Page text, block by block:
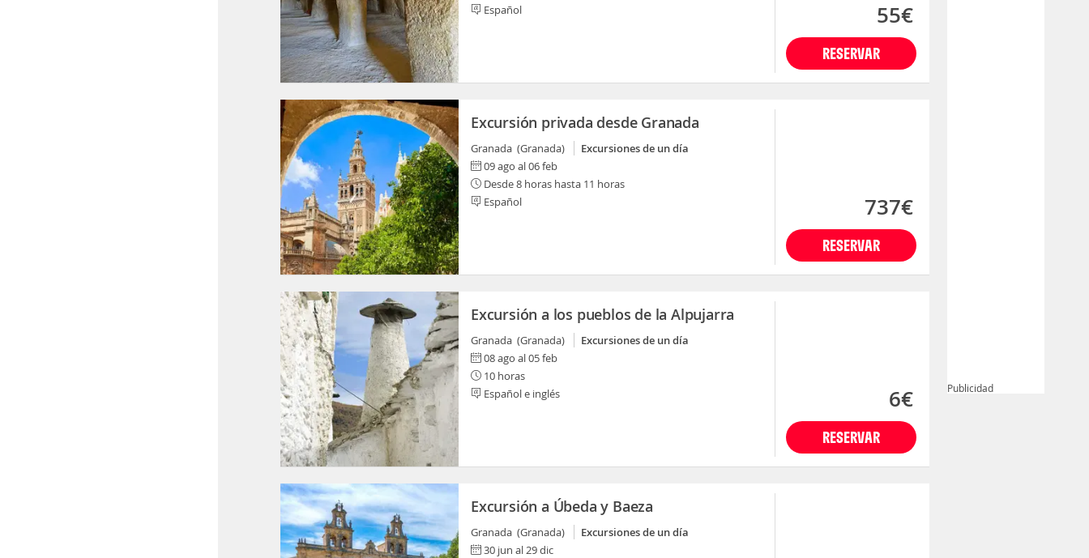
Español
RESERVAR
55€
Excursión privada desde Granada
Granada (Granada)
Excursiones de un día
09 ago al 06 feb
Desde 8 horas hasta 11 horas
Español
RESERVAR
737€
Excursión a los pueblos de la Alpujarra
Granada (Granada)
Excursiones de un día
08 ago al 05 feb
10 horas
Español e inglés
RESERVAR
6€
Excursión a Úbeda y Baeza
Granada (Granada)
Excursiones de un día
30 jun al 29 dic
Publicidad